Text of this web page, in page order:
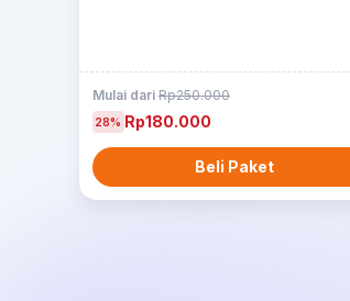
Mulai dari Rp250.000
28% Rp180.000
Beli Paket